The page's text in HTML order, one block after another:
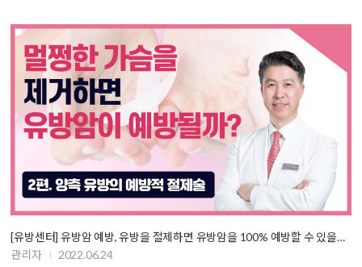
[유방센터] 유방암 예방, 유방을 절제하면 유방암을 100% 예방할 수 있을까…
관리자
2022.06.24